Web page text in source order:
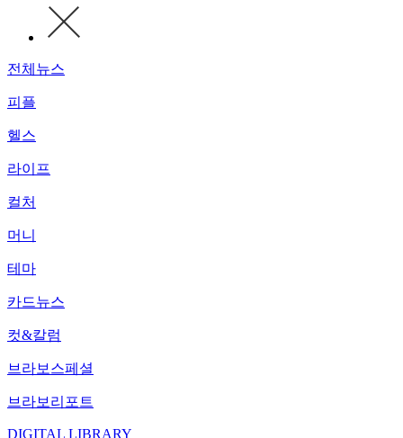
전체뉴스
피플
헬스
라이프
컬처
머니
테마
카드뉴스
컷&칼럼
브라보스페셜
브라보리포트
DIGITAL LIBRARY